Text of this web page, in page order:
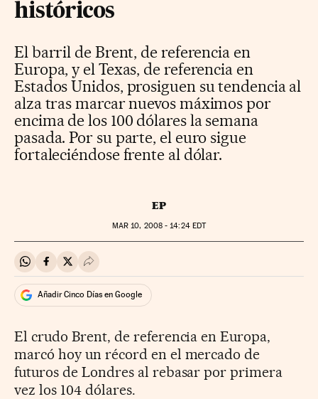
históricos
El barril de Brent, de referencia en
Europa, y el Texas, de referencia en
Estados Unidos, prosiguen su tendencia al
alza tras marcar nuevos máximos por
encima de los 100 dólares la semana
pasada. Por su parte, el euro sigue
fortaleciéndose frente al dólar.
EP
MAR 10, 2008 - 14:24EDT
Compartir en Whatsapp
Compartir en Facebook
Compartir en Twitter
Desplegar Redes Sociales
Añadir Cinco Días en Google
El crudo Brent, de referencia en Europa,
marcó hoy un récord en el mercado de
futuros de Londres al rebasar por primera
vez los 104 dólares.